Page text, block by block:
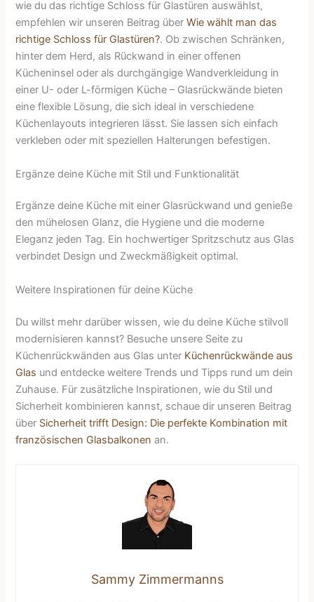
wie du das richtige Schloss für Glastüren auswählst,
empfehlen wir unseren Beitrag überWie wählt man das
richtige Schloss für Glastüren?. Ob zwischen Schränken,
hinter dem Herd, als Rückwand in einer offenen
Kücheninsel oder als durchgängige Wandverkleidung in
einer U- oder L-förmigen Küche – Glasrückwände bieten
eine flexible Lösung, die sich ideal in verschiedene
Küchenlayouts integrieren lässt. Sie lassen sich einfach
verkleben oder mit speziellen Halterungen befestigen.
Ergänze deine Küche mit Stil und Funktionalität
Ergänze deine Küche mit einer Glasrückwand und genieße
den mühelosen Glanz, die Hygiene und die moderne
Eleganz jeden Tag. Ein hochwertiger Spritzschutz aus Glas
verbindet Design und Zweckmäßigkeit optimal.
Weitere Inspirationen für deine Küche
Du willst mehr darüber wissen, wie du deine Küche stilvoll
modernisieren kannst? Besuche unsere Seite zu
Küchenrückwänden aus Glas unter Küchenrückwände aus
Glas und entdecke weitere Trends und Tipps rund um dein
Zuhause. Für zusätzliche Inspirationen, wie du Stil und
Sicherheit kombinieren kannst, schaue dir unseren Beitrag
über Sicherheit trifft Design: Die perfekte Kombination mit
französischen Glasbalkonen an.
Sammy Zimmermanns